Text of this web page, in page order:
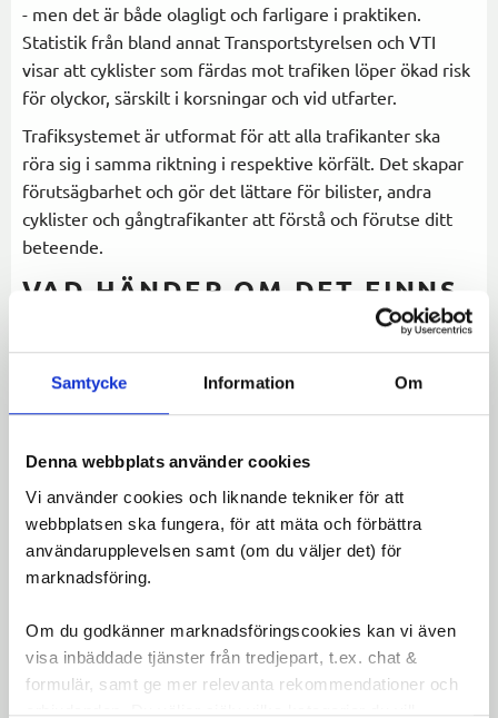
Samtycke Information Om
Denna webbplats använder cookies
Vi använder cookies och liknande tekniker för att
webbplatsen ska fungera, för att mäta och förbättra
användarupplevelsen samt (om du väljer det) för
marknadsföring.
Om du godkänner marknadsföringscookies kan vi även
visa inbäddade tjänster från tredjepart, t.ex. chat &
formulär, samt ge mer relevanta rekommendationer och
- men det är både olagligt och farligare i praktiken.
Statistik från bland annat Transportstyrelsen och VTI
visar att cyklister som färdas mot trafiken löper ökad risk
för olyckor, särskilt i korsningar och vid utfarter.
Trafiksystemet är utformat för att alla trafikanter ska
röra sig i samma riktning i respektive körfält. Det skapar
förutsägbarhet och gör det lättare för bilister, andra
cyklister och gångtrafikanter att förstå och förutse ditt
beteende.
VAD HÄNDER OM DET FINNS
Om det finns en anvisad cykelbana, ska du som cyklist
använda den - detta regleras i Trafikförordningen 3 kap. 6
Du ska cykla på höger sida
Du håller till höger vid möte med andra cyklister
Du visar hänsyn vid omkörning
Eftersom många cykelbanor är dubbelriktade, krävs extra
Om ingen cykelbana finns, ska du cykla längs vägkanten
på höger sida, så nära körbanans ytterkant som det är